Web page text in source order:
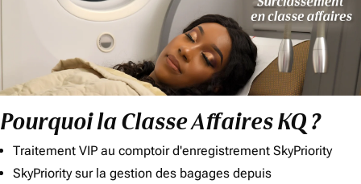
Pourquoi la Classe Affaires KQ ?
Traitement VIP au comptoir d'enregistrement SkyPriority
SkyPriority sur la gestion des bagages depuis